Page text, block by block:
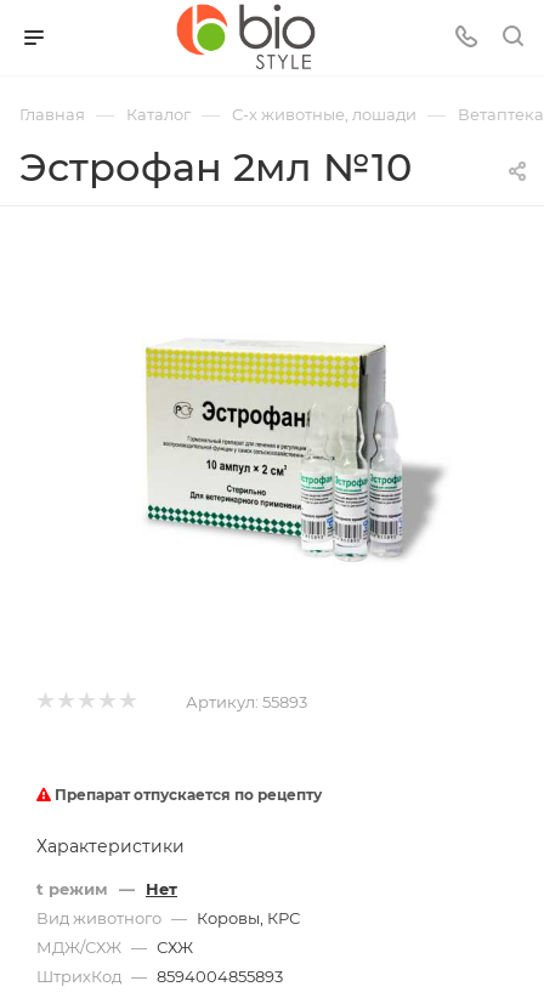
Главная — Каталог — С-х животные, лошади — Ветаптека
Эстрофан 2мл №10
Артикул: 55893
Препарат отпускается по рецепту
Характеристики
t режим —
Нет
Вид животного — Коровы, КРС
МДЖ/СХЖ — СХЖ
ШтрихКод — 8594004855893